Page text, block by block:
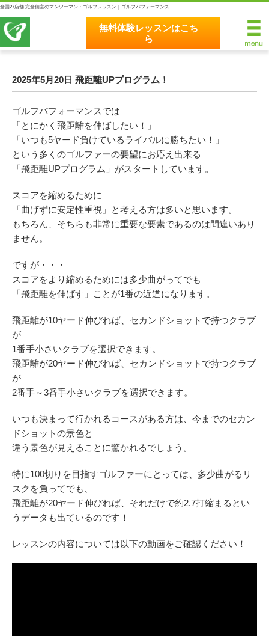
全国27店舗 完全個室のマンツーマン・ゴルフレッスン｜ゴルフパフォーマンス
無料体験レッスンはこち
ら
無料体験レッスンはこちら
完全個室マンツーマンレッスン
統一されたレッスン理論
独自のコースティーチング
クラブフィッティングの５つのこだわり
全額返金保証
原田メソッド
エゴスキューメソッド
レッスン内容
シングルを目指したい（中・上級者）
自分に合うクラブが欲しい
法人向けプラン
プラン・料金
2025年5月20日 飛距離UPプログラム！
ゴルフパフォーマンスでは
「とにかく飛距離を伸ばしたい！」
「いつも5ヤード負けているライバルに勝ちたい！」
という多くのゴルファーの要望にお応え出来る
「飛距離UPプログラム」がスタートしています。
スコアを縮めるために
「曲げずに安定性重視」と考える方は多いと思います。
もちろん、そちらも非常に重要な要素であるのは間違いあり
ません。
ですが・・・
スコアをより縮めるためには多少曲がってでも
「飛距離を伸ばす」ことが1番の近道になります。
飛距離が10ヤード伸びれば、セカンドショットで持つクラブ
が
1番手小さいクラブを選択できます。
飛距離が20ヤード伸びれば、セカンドショットで持つクラブ
が
2番手～3番手小さいクラブを選択できます。
いつも決まって行かれるコースがある方は、今までのセカン
ドショットの景色と
違う景色が見えることに驚かれるでしょう。
特に100切りを目指すゴルファーにとっては、多少曲がるリ
スクを負ってでも、
飛距離が20ヤード伸びれば、それだけで約2.7打縮まるとい
うデータも出ているのです！
レッスンの内容については以下の動画をご確認ください！